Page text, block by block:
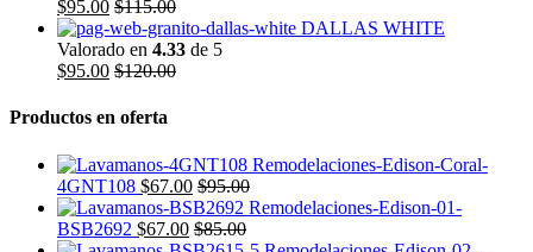
$95.00 $115.00
DALLAS WHITE
Valorado en 4.33 de 5
$95.00 $120.00
Productos en oferta
4GNT108 $67.00 $95.00
BSB2692 $67.00 $85.00